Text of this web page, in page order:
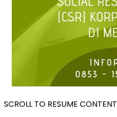
SCROLL TO RESUME CONTENT